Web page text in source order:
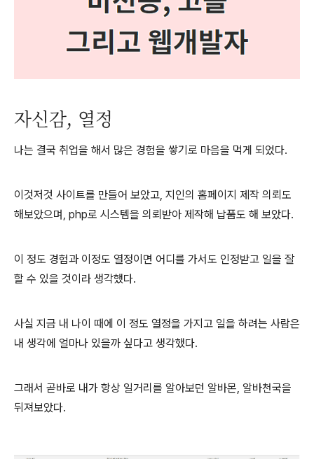
자신감, 열정
나는 결국 취업을 해서 많은 경험을 쌓기로 마음을 먹게 되었다.
이것저것 사이트를 만들어 보았고, 지인의 홈페이지 제작 의뢰도
해보았으며, php로 시스템을 의뢰받아 제작해 납품도 해 보았다.
이 정도 경험과 이정도 열정이면 어디를 가서도 인정받고 일을 잘
할 수 있을 것이라 생각했다.
사실 지금 내 나이 때에 이 정도 열정을 가지고 일을 하려는 사람은
내 생각에 얼마나 있을까 싶다고 생각했다.
그래서 곧바로 내가 항상 일거리를 알아보던 알바몬, 알바천국을
뒤져보았다.